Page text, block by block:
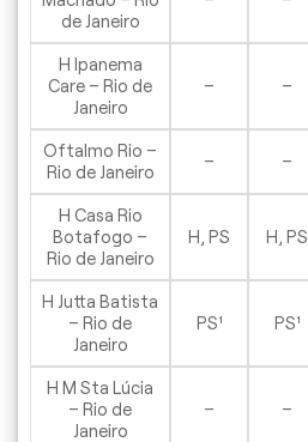
de Janeiro
H Ipanema
Care – Rio de
Janeiro
– –
Oftalmo Rio –
Rio de Janeiro
– –
H Casa Rio
Botafogo –
Rio de Janeiro
H, PS H, PS
H Jutta Batista
– Rio de
Janeiro
PS¹ PS¹
H M Sta Lúcia
– Rio de
Janeiro
– –